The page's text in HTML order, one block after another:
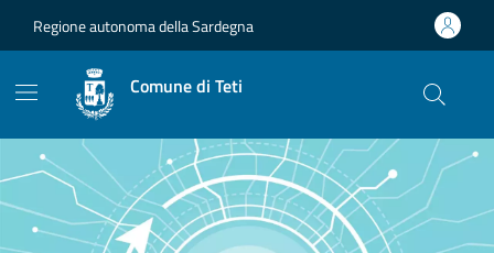
Regione autonoma della Sardegna
Comune di Teti